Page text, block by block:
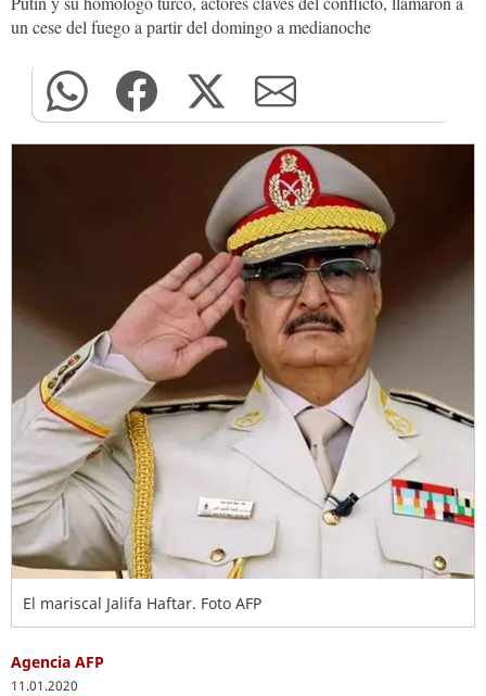
un cese del fuego a partir del domingo a medianoche
El mariscal Jalifa Haftar. Foto AFP
Agencia AFP
11.01.2020